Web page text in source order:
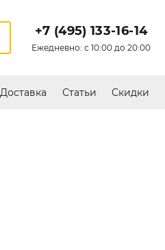
+7 (495) 133-16-14
Ежедневно: с 10:00 до 20:00
Доставка Статьи Скидки